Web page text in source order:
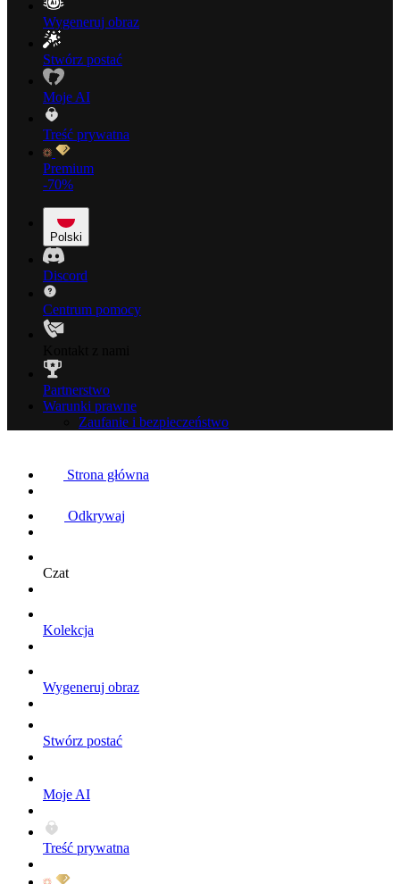
Wygeneruj obraz
Stwórz postać
Moje AI
Treść prywatna
Premium
-70%
Polski
Discord
Centrum pomocy
Partnerstwo
Warunki prawne
Zaufanie i bezpieczeństwo
Strona główna
Odkrywaj
Czat
Kolekcja
Wygeneruj obraz
Stwórz postać
Moje AI
Treść prywatna